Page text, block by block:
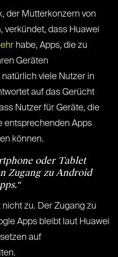
der Mutterkonzern von
verkündet, dass Huawei
habe, Apps, die zu
Geräten
viele Nutzer in
auf das Gerücht
Nutzer für Geräte, die
entsprechenden Apps
können.
oder Tablet
Zugang zu Android
zu. Der Zugang zu
Apps bleibt laut Huawei
auf